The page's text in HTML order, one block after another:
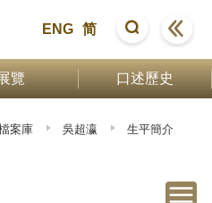
ENG 简
覽 口述歷史
案庫 吳超瀛 生平簡介